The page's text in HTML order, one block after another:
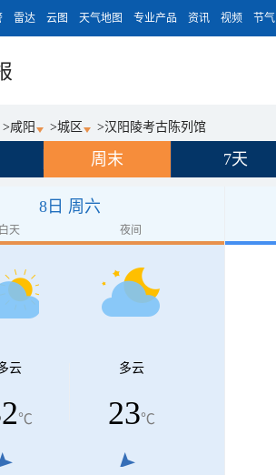
雷达 云图 天气地图 专业产品 资讯 视频 节气
>咸阳 >城区 >汉阳陵考古陈列馆
周末 7天
8日 周六
白天 夜间
云
℃
多云
23℃